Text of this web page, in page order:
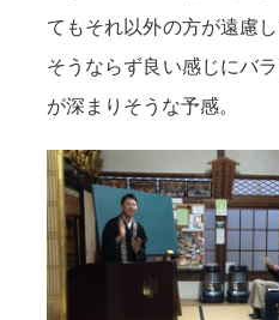
てもそれ以外の方が遠慮
そうならず良い感じにバ
が深まりそうな予感。